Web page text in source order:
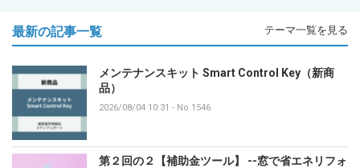
最新の記事一覧 テーマ一覧を見る
メンテナンスキット Smart Control Key（新商
品）
2026/08/04 10:31 - No.1546
第２回の２【補助金ツール】 --窓で省エネリフォ